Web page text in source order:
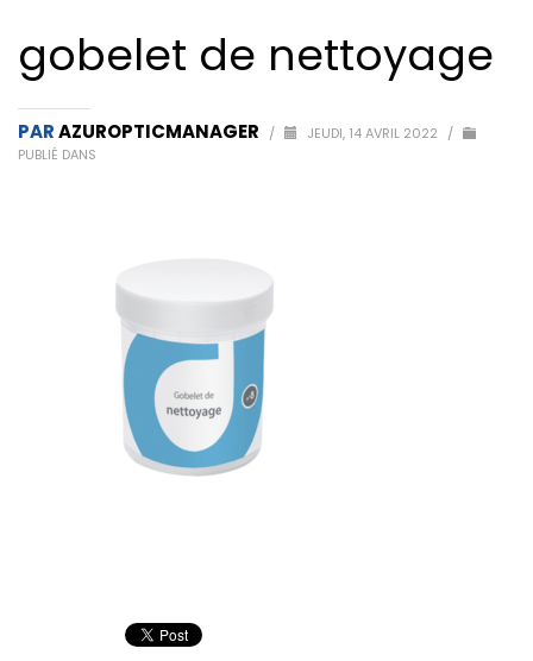
gobelet de nettoyage
PARAZUROPTICMANAGER / JEUDI, 14 AVRIL 2022
/
PUBLIÉ DANS